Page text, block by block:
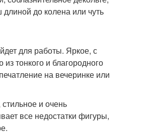
до колена или чуть
для работы. Яркое, с
тонкого и благородного
на вечеринке или
и очень
все недостатки фигуры,